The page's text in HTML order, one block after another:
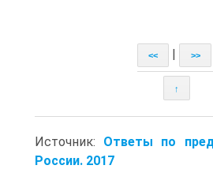
<< >>
↑
Источник: Ответы по
России. 2017